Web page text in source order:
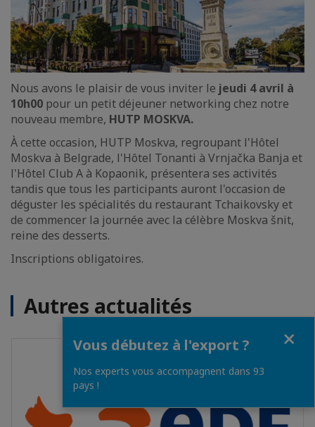
Nous avons le plaisir de vous inviter le jeudi 4 avril à
10h00 pour un petit déjeuner networking chez notre
nouveau membre, HUTP MOSKVA.
À cette occasion, HUTP Moskva, regroupant l'Hôtel
Moskva à Belgrade, l'Hôtel Tonanti à Vrnjačka Banja et
l'Hôtel Club A à Kopaonik, présentera ses activités
tandis que tous les participants auront l'occasion de
déguster les spécialités du restaurant Tchaikovsky et
de commencer la journée avec la célèbre Moskva šnit,
reine des desserts.
Inscriptions obligatoires.
Autres actualités
Vous débutez à l'export ?
Nos experts vous accompagnent dans 93
pays !